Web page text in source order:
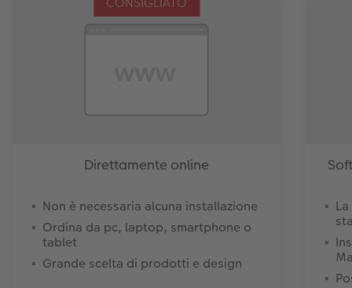
Direttamente online
Non è necessaria alcuna installazione
Ordina da pc, laptop, smartphone o
tablet
Grande scelta di prodotti e design